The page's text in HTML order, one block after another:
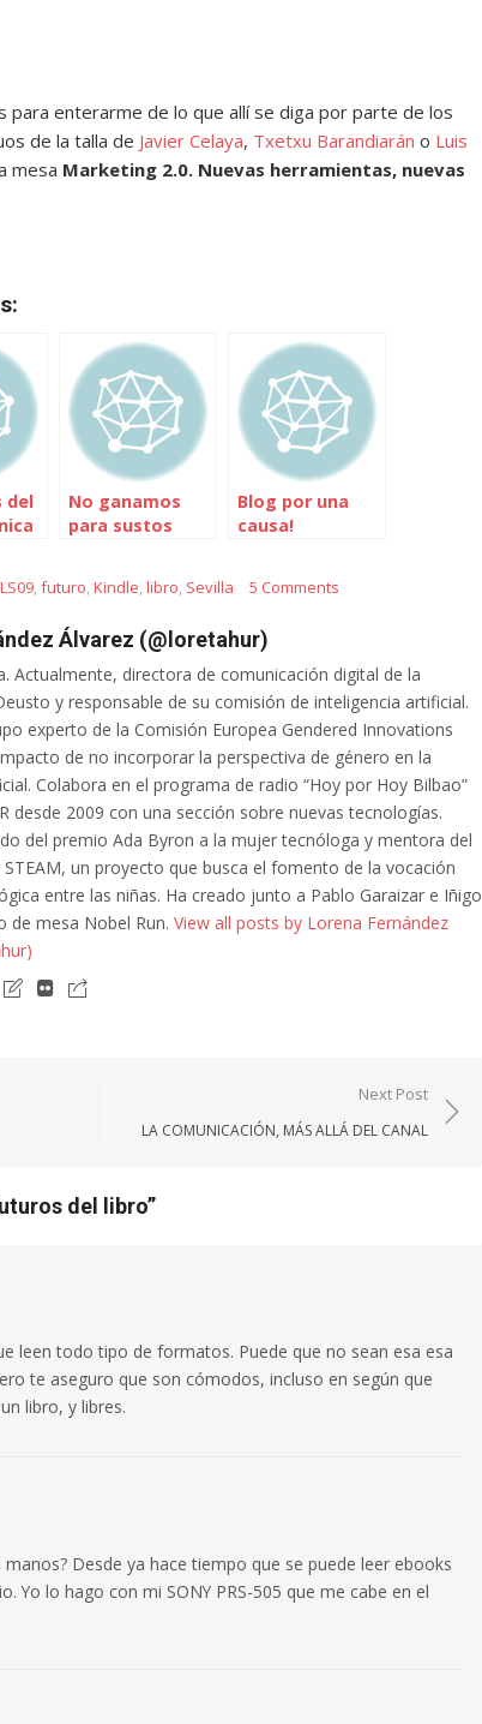
para enterarme de lo que allí se diga por parte de los
de la talla de Javier Celaya, Txetxu Barandiarán o Luis
mesa Marketing 2.0. Nuevas herramientas, nuevas
del
No ganamos
para sustos
Blog por una
causa!
,futuro,Kindle,libro, Sevilla 5 Comments
Álvarez (@loretahur)
Actualmente, directora de comunicación digital de la
y responsable de su comisión de inteligencia artificial.
experto de la Comisión Europea Gendered Innovations
de no incorporar la perspectiva de género en la
Colabora en el programa de radio “Hoy por Hoy Bilbao”
desde 2009 con una sección sobre nuevas tecnologías.
del premio Ada Byron a la mujer tecnóloga y mentora del
un proyecto que busca el fomento de la vocación
entre las niñas. Ha creado junto a Pablo Garaizar e Iñigo
de mesa Nobel Run. View all posts by Lorena Fernández
Next Post
LA COMUNICACIÓN, MÁS ALLÁ DEL CANAL
del libro”
leen todo tipo de formatos. Puede que no sean esa esa
te aseguro que son cómodos, incluso en según que
libro, y libres.
Desde ya hace tiempo que se puede leer ebooks
Yo lo hago con mi SONY PRS-505 que me cabe en el